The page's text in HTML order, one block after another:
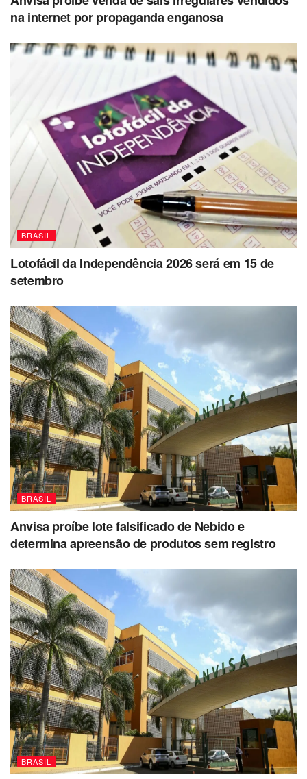
na internet por propaganda enganosa
BRASIL
Lotofácil da Independência 2026 será em 15 de
setembro
BRASIL
Anvisa proíbe lote falsificado de Nebido e
determina apreensão de produtos sem registro
BRASIL